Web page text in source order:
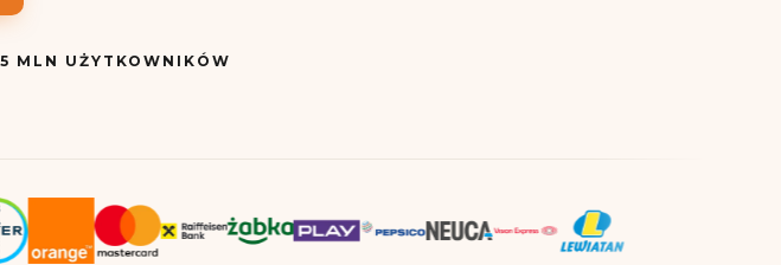
MLN UŻYTKOWNIKÓW